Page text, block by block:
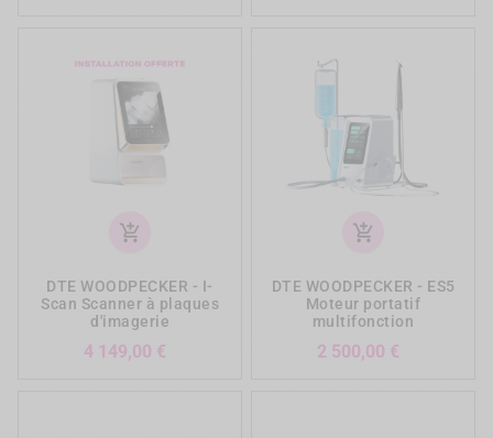
add_shopping_cart
DTE WOODPECKER - I-
Scan Scanner à plaques
d'imagerie
4 149,00 €
add_shopping_cart
DTE WOODPECKER - ES5
Moteur portatif
multifonction
2 500,00 €